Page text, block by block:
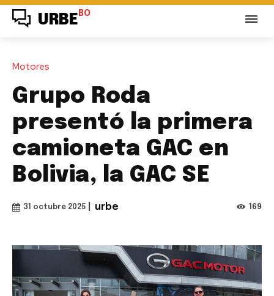
URBE BO
Motores
Grupo Roda
presentó la primera
camioneta GAC en
Bolivia, la GAC SE
31 octubre 2025 urbe 169